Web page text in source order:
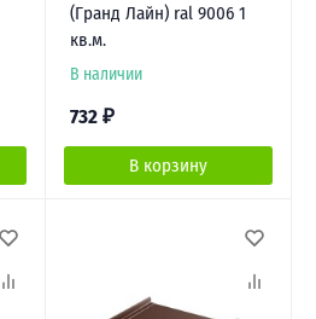
(Гранд Лайн) ral 9006 1
кв.м.
В наличии
732 ₽
В корзину